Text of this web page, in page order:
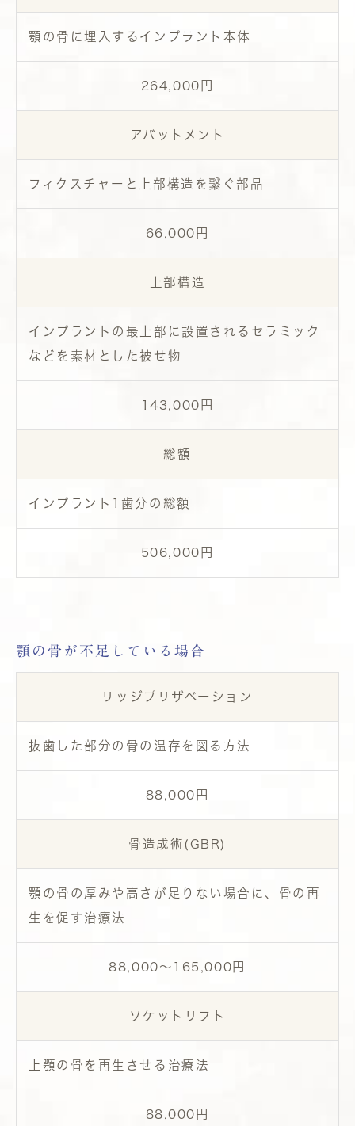
顎の骨に埋入するインプラント本体
264,000 円
アバットメント
フィクスチャーと上部構造を繋ぐ部品
66,000円
上部構造
インプラントの最上部に設置されるセラミック
などを素材とした被せ物
143,000円
総額
インプラント1歯分の総額
506,000 円
顎の骨が不足している場合
リッジプリザベーション
抜歯した部分の骨の温存を図る方法
88,000円
骨造成術(GBR)
顎の骨の厚みや高さが足りない場合に、骨の再
生を促す治療法
88,000～165,000円
ソケットリフト
上顎の骨を再生させる治療法
88,000円